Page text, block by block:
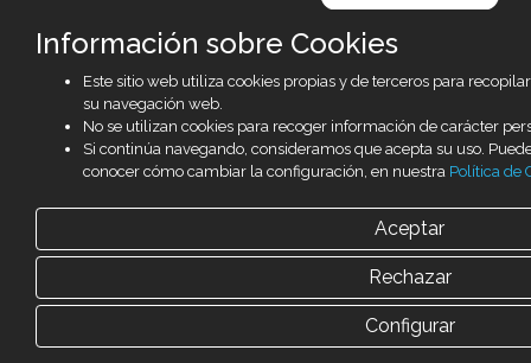
Información sobre Cookies
Este sitio web utiliza cookies propias y de terceros para
su navegación web.
No se utilizan cookies para recoger información de carácter
Si continúa navegando, consideramos que acepta su uso.
conocer cómo cambiar la configuración, en nuestra Política de
Aceptar
Rechazar
Configurar